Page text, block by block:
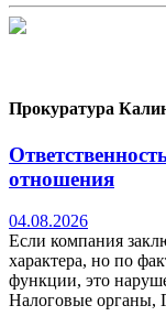
Прокуратура
отношения
04.08.2026
Если компания
характера, но по
функции, это
Налоговые органы,